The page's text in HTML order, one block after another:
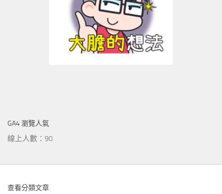
GA4 瀏覽人氣
線上人數：90
查看分類文章